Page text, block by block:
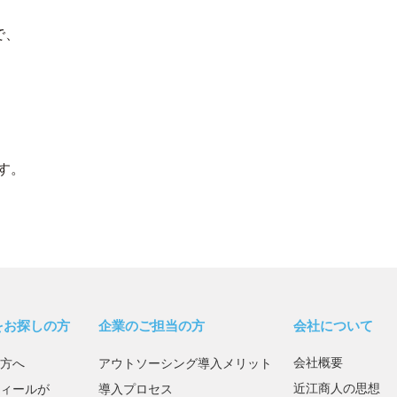
お探しの方
へ
ールが
企業のご担当の方
アウトソーシング導入メリット
導入プロセス
会社について
会社概要
近江商人の思想